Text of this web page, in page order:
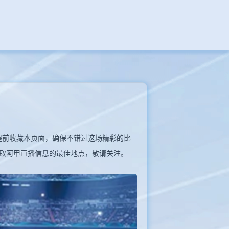
收藏本页面，确保不错过这场精彩的比
甲直播信息的最佳地点，敬请关注。